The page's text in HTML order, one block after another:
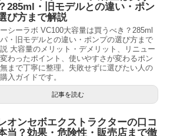
285ml・旧モデルとの違い・ポン
び方まで解説
シーラボ VC100大容量は買うべき？285ml
・旧モデルとの違い・ポンプの選び方まで
大容量のメリット・デメリット、リニュー
わったポイント、使いやすさが変わるポン
まで丁寧に整理。失敗せずに選びたい人の
入ガイドです。
記事を読む
オンセボエクストラクターの口コ
当？効果・危険性・販売店まで徹